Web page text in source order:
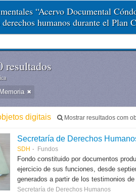
“Acervo Documental
humanos durante el Plan
resultados
digitais Mostrar resultados com
Secretaría de Derechos
SDH Fundos
Fondo constituido por documentos
ejercicio de sus funciones, desde
generados a partir de los testimonios
Secretaría de Derechos Humanos